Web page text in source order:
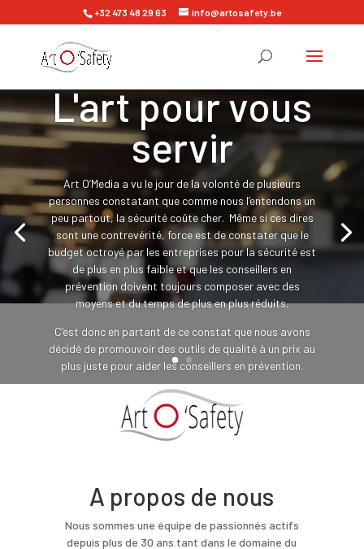
+32 473 48 29 63 info@artosafety.be
L'art pour vous
servir
Art O’Media a vu le jour de la volonté de plusieurs
personnes constatant que comme nous l’entendons un
peu partout, la sécurité coûte cher. Même si ces dires
sont une contrevérité, force est de constater que le
budget octroyé par les entreprises pour la sécurité est
de plus en plus faible et que les conseillers en
prévention doivent toujours composer avec des
moyens et du temps de plus en plus réduits.
C’est donc en partant de ce constat que nous avons
décidé de promouvoir des outils de qualité à un prix au
plus juste pour aider les conseillers en prévention.
Lecteur
vidéo
A propos de nous
Nous sommes une équipe de passionnés actifs
depuis plus de 30 ans tant dans le domaine du